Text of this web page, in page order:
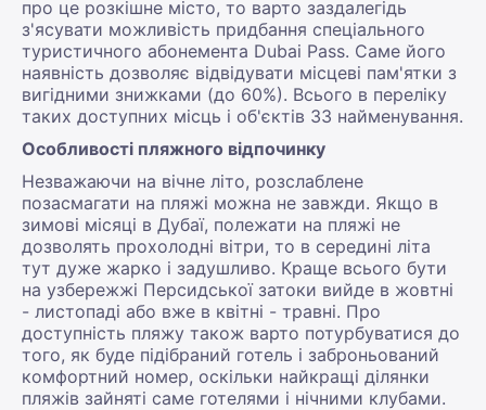
про це розкішне місто, то варто заздалегідь
з'ясувати можливість придбання спеціального
туристичного абонемента Dubai Pass. Саме його
наявність дозволяє відвідувати місцеві пам'ятки з
вигідними знижками (до 60%). Всього в переліку
таких доступних місць і об'єктів 33 найменування.
Особливості пляжного відпочинку
Незважаючи на вічне літо, розслаблене
позасмагати на пляжі можна не завжди. Якщо в
зимові місяці в Дубаї, полежати на пляжі не
дозволять прохолодні вітри, то в середині літа
тут дуже жарко і задушливо. Краще всього бути
на узбережжі Персидської затоки вийде в жовтні
- листопаді або вже в квітні - травні. Про
доступність пляжу також варто потурбуватися до
того, як буде підібраний готель і заброньований
комфортний номер, оскільки найкращі ділянки
пляжів зайняті саме готелями і нічними клубами.